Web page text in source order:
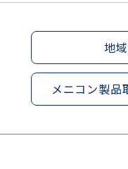
地
メニコン製品